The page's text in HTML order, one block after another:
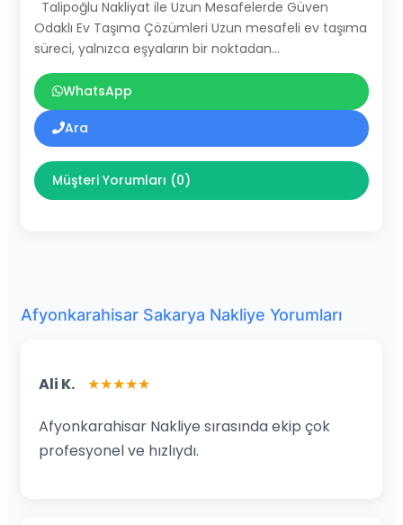
Talipoğlu Nakliyat ile Uzun Mesafelerde Güven
Odaklı Ev Taşıma Çözümleri Uzun mesafeli ev taşıma
süreci, yalnızca eşyaların bir noktadan…
WhatsApp
Ara
Müşteri Yorumları (0)
Afyonkarahisar Sakarya Nakliye Yorumları
Ali K. ★★★★★
Afyonkarahisar Nakliye sırasında ekip çok
profesyonel ve hızlıydı.